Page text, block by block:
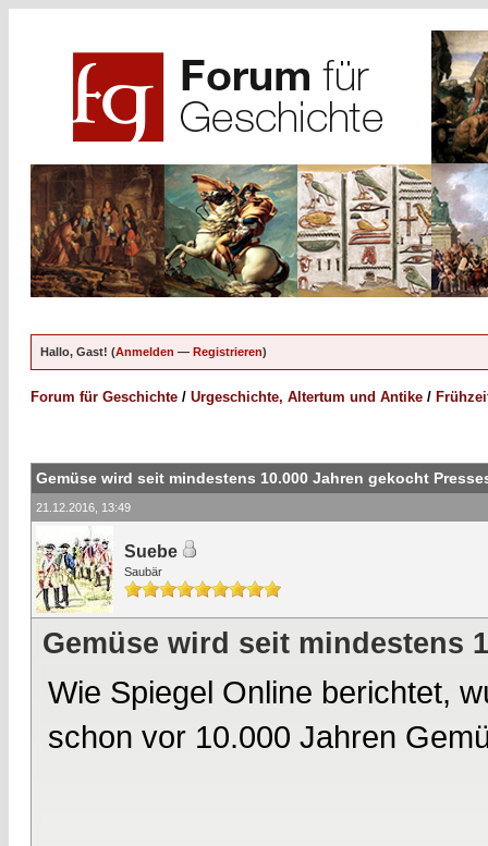
Hallo, Gast! (Anmelden — Registrieren)
Forum für Geschichte / Urgeschichte, Altertum und Antike /
Gemüse wird seit mindestens 10.000 Jahren gekocht
21.12.2016, 13:49
Suebe
Saubär
Gemüse wird seit mindestens
Wie Spiegel Online berichtet,
schon vor 10.000 Jahren